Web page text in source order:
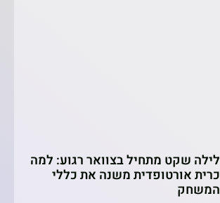
לילה שקט מתחיל בצוואר רגוע: למה
כרית אורטופדית משנה את כללי
המשחק